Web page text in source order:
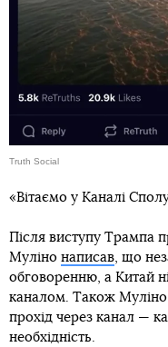
Truth Social
«Вітаємо у Каналі
Після виступу Трампа
Муліно написав, що
обговоренню, а Китай
каналом. Також Муліно
прохід через канал —
необхідність.